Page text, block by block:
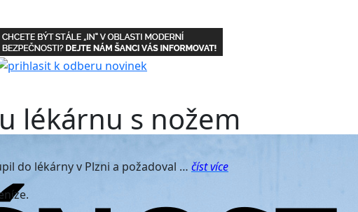
lékárnu s nožem
do lékárny v Plzni a požadoval … číst více